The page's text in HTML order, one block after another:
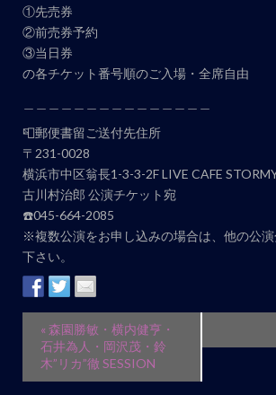
①先売券
②前売券予約
③当日券
の各チケット番号順のご入場・全席自由
📮郵便書留ご送付先住所
〒231-0028
横浜市中区翁長1-3-3-2F LIVE CAFE
古川村治郎 公演チケット宛
☎️045-664-2085
※複数公演をお申し込みの場合は、他の公演
下さい。
« 森園勝敏・横内健亨・
石井為人・岡沢茂・鈴
木”リカ”徹 SESSION